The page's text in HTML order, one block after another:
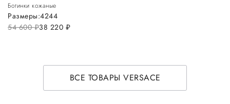
Ботинки кожаные
54 600руб.38 220 руб.
Размеры:4244
ВСЕ ТОВАРЫ VERSACE